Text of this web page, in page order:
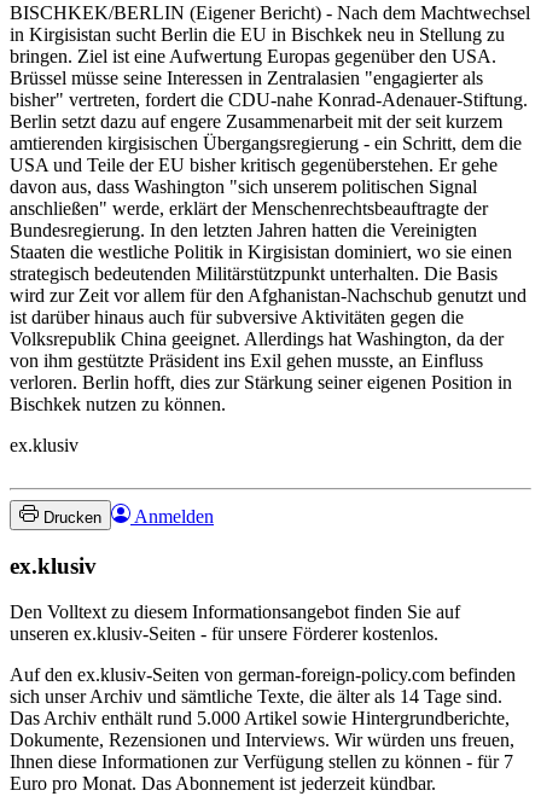
BISCHKEK/BERLIN (Eigener Bericht) - Nach dem Machtwechsel
in Kirgisistan sucht Berlin die EU in Bischkek neu in Stellung zu
bringen. Ziel ist eine Aufwertung Europas gegenüber den USA.
Brüssel müsse seine Interessen in Zentralasien "engagierter als
bisher" vertreten, fordert die CDU-nahe Konrad-Adenauer-Stiftung.
Berlin setzt dazu auf engere Zusammenarbeit mit der seit kurzem
amtierenden kirgisischen Übergangsregierung - ein Schritt, dem die
USA und Teile der EU bisher kritisch gegenüberstehen. Er gehe
davon aus, dass Washington "sich unserem politischen Signal
anschließen" werde, erklärt der Menschenrechtsbeauftragte der
Bundesregierung. In den letzten Jahren hatten die Vereinigten
Staaten die westliche Politik in Kirgisistan dominiert, wo sie einen
strategisch bedeutenden Militärstützpunkt unterhalten. Die Basis
wird zur Zeit vor allem für den Afghanistan-Nachschub genutzt und
ist darüber hinaus auch für subversive Aktivitäten gegen die
Volksrepublik China geeignet. Allerdings hat Washington, da der
von ihm gestützte Präsident ins Exil gehen musste, an Einfluss
verloren. Berlin hofft, dies zur Stärkung seiner eigenen Position in
Bischkek nutzen zu können.
ex.klusiv
Drucken Anmelden
ex.klusiv
Den Volltext zu diesem Informationsangebot finden Sie auf
unseren ex.klusiv-Seiten - für unsere Förderer kostenlos.
Auf den ex.klusiv-Seiten von german-foreign-policy.com befinden
sich unser Archiv und sämtliche Texte, die älter als 14 Tage sind.
Das Archiv enthält rund 5.000 Artikel sowie Hintergrundberichte,
Dokumente, Rezensionen und Interviews. Wir würden uns freuen,
Ihnen diese Informationen zur Verfügung stellen zu können - für 7
Euro pro Monat. Das Abonnement ist jederzeit kündbar.